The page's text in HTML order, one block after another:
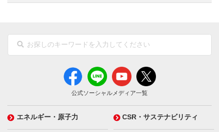
公式ソーシャルメディア一覧
エネルギー・原子力 CSR・サステナビリティ